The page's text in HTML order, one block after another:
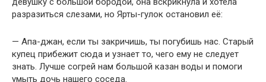
разразиться слезами, но Ярты-гулок остановил её:
— Апа-джан, если ты закричишь, ты погубишь нас. Старый
купец прибежит сюда и узнает то, чего ему не следует
знать. Лучше согрей нам большой казан воды и помоги
умыть дочь нашего соседа.